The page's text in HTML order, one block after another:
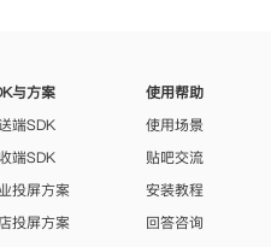
与方案
端SDK
端SDK
投屏方案
投屏方案
使用帮助
使用场景
贴吧交流
安装教程
回答咨询